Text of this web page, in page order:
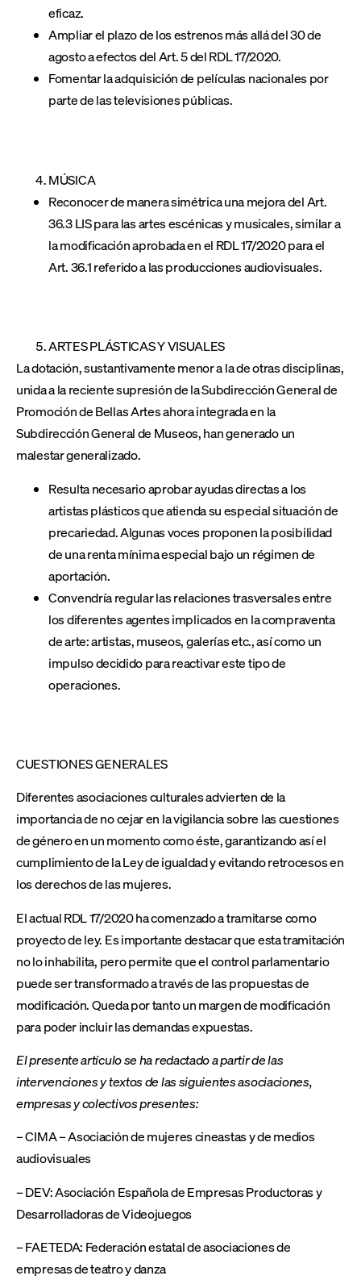
eficaz.
Ampliar el plazo de los estrenos más allá del 30 de
agosto a efectos del Art. 5 del RDL 17/2020.
Fomentar la adquisición de películas nacionales por
parte de las televisiones públicas.
MÚSICA
Reconocer de manera simétrica una mejora del Art.
36.3 LIS para las artes escénicas y musicales, similar a
la modificación aprobada en el RDL 17/2020 para el
Art. 36.1 referido a las producciones audiovisuales.
ARTES PLÁSTICAS Y VISUALES
La dotación, sustantivamente menor a la de otras disciplinas,
unida a la reciente supresión de la Subdirección General de
Promoción de Bellas Artes ahora integrada en la
Subdirección General de Museos, han generado un
malestar generalizado.
Resulta necesario aprobar ayudas directas a los
artistas plásticos que atienda su especial situación de
precariedad. Algunas voces proponen la posibilidad
de una renta mínima especial bajo un régimen de
aportación.
Convendría regular las relaciones trasversales entre
los diferentes agentes implicados en la compraventa
de arte: artistas, museos, galerías etc., así como un
impulso decidido para reactivar este tipo de
operaciones.
CUESTIONES GENERALES
Diferentes asociaciones culturales advierten de la
importancia de no cejar en la vigilancia sobre las cuestiones
de género en un momento como éste, garantizando así el
cumplimiento de la Ley de igualdad y evitando retrocesos en
los derechos de las mujeres.
El actual RDL 17/2020 ha comenzado a tramitarse como
proyecto de ley. Es importante destacar que esta tramitación
no lo inhabilita, pero permite que el control parlamentario
puede ser transformado a través de las propuestas de
modificación. Queda por tanto un margen de modificación
para poder incluir las demandas expuestas.
El presente artículo se ha redactado a partir de las
intervenciones y textos de las siguientes asociaciones,
empresas y colectivos presentes:
– CIMA – Asociación de mujeres cineastas y de medios
audiovisuales
– DEV: Asociación Española de Empresas Productoras y
Desarrolladoras de Videojuegos
– FAETEDA: Federación estatal de asociaciones de
empresas de teatro y danza